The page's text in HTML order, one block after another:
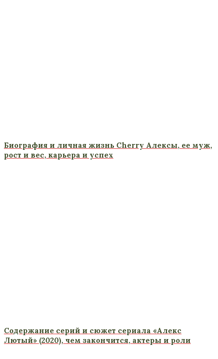
Биография и личная жизнь Cherry Алексы, ее муж,
рост и вес, карьера и успех
Содержание серий и сюжет сериала «Алекс
Лютый» (2020), чем закончится, актеры и роли